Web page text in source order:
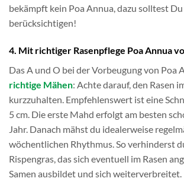
bekämpft kein Poa Annua, dazu solltest
berücksichtigen!
4. Mit richtiger Rasenpflege Poa Annua
Das A und O bei der Vorbeugung von Poa
richtige Mähen: Achte darauf, den Rasen
kurzzuhalten. Empfehlenswert ist eine
5 cm. Die erste Mahd erfolgt am besten
Jahr. Danach mähst du idealerweise
wöchentlichen Rhythmus. So verhinderst
Rispengras, das sich eventuell im Rasen
Samen ausbildet und sich weiterverbreitet.